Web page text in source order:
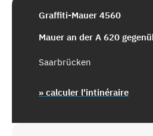
Graffiti-Mauer 4560
Mauer an der A 620
Saarbrücken
» calculer l'intinéraire